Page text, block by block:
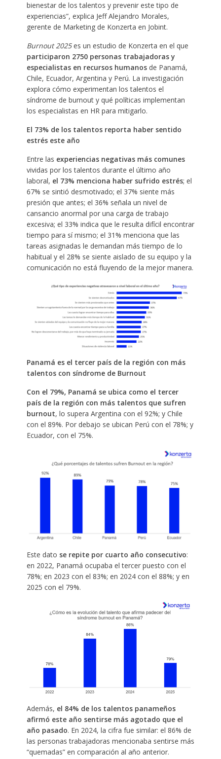
bienestar de los talentos y prevenir este tipo de
experiencias”, explica Jeff Alejandro Morales,
gerente de Marketing de Konzerta en Jobint.
Burnout 2025es un estudio de Konzerta en el que
participaron 2750 personas trabajadoras y
especialistas en recursos humanosde Panamá,
Chile, Ecuador, Argentina y Perú. La investigación
explora cómo experimentan los talentos el
síndrome de burnout y qué políticas implementan
los especialistas en HR para mitigarlo.
El 73% de los talentos reporta haber sentido
estrés este año
Entre las experiencias negativas más comunes
vividas por los talentos durante el último año
laboral, el 73% menciona haber sufrido estrés; el
67% se sintió desmotivado; el 37% siente más
presión que antes; el 36% señala un nivel de
cansancio anormal por una carga de trabajo
excesiva; el 33% indica que le resulta difícil encontrar
tiempo para sí mismo; el 31% menciona que las
tareas asignadas le demandan más tiempo de lo
habitual y el 28% se siente aislado de su equipo y la
comunicación no está fluyendo de la mejor manera.
Panamá es el tercer país de la región con más
talentos con síndrome de Burnout
Con el 79%, Panamá se ubica como el tercer
país de la región con más talentos que sufren
burnout, lo supera Argentina con el 92%; y Chile
con el 89%. Por debajo se ubican Perú con el 78%; y
Ecuador, con el 75%.
Este dato se repite por cuarto año consecutivo:
en 2022, Panamá ocupaba el tercer puesto con el
78%; en 2023 con el 83%; en 2024 con el 88%; y en
2025 con el 79%.
Además, el 84% de los talentos panameños
afirmó este año sentirse más agotado que el
año pasado. En 2024, la cifra fue similar: el 86% de
las personas trabajadoras mencionaba sentirse más
“quemadas” en comparación al año anterior.